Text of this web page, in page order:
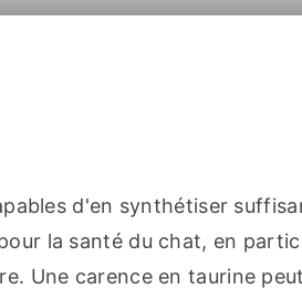
d'en synthétiser
la santé du chat, en
Une carence en taurine